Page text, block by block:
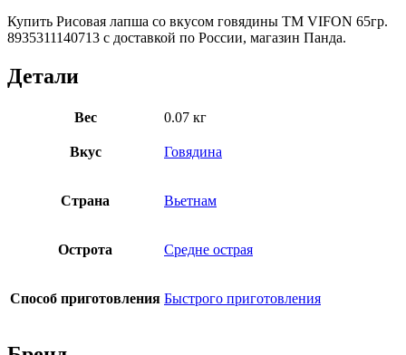
Купить Рисовая лапша со вкусом говядины TM VIFON 65гр.
8935311140713 с доставкой по России, магазин Панда.
Детали
Вес 0.07 кг
Вкус Говядина
Страна Вьетнам
Острота Средне острая
Способ приготовления Быстрого приготовления